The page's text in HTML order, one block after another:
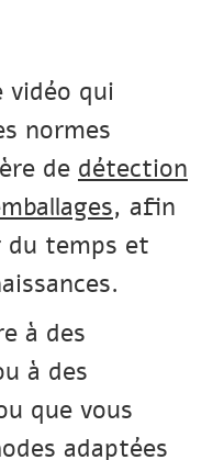
vidéo qui
normes
de détection
, afin
du temps et
à des
à des
que vous
adaptées